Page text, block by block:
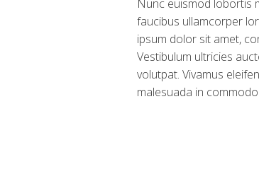
Nunc euismod lobortis
faucibus ullamcorper
ipsum dolor sit amet,
Vestibulum ultricies
volutpat. Vivamus
malesuada in